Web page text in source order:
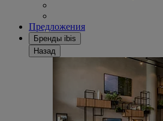
Предложения
Бренды ibis
Назад